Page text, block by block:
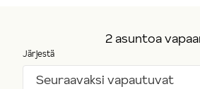
2 asuntoa
Järjestä
Seuraavaksi vapautuvat